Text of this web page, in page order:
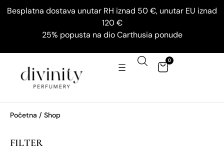
Besplatna dostava unutar RH iznad 50 €, unutar EU iznad
120 €
25% popusta na dio Carthusia ponude
0
Početna / Shop
FILTER